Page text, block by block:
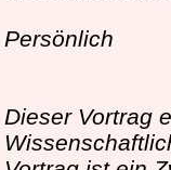
Persönlich
Dieser Vortrag